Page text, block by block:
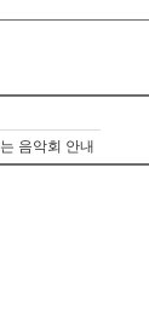
음악회 안내